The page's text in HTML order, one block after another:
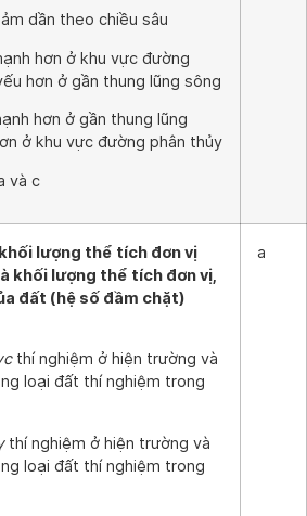
dần theo chiều sâu
hơn ở khu vực đường
hơn ở gần thung lũng sông
hơn ở gần thung lũng
ở khu vực đường phân thủy
và c
lượng thể tích đơn vị
khối lượng thể tích đơn vị,
đất (hệ số đầm chặt)
thí nghiệm ở hiện trường và
loại đất thí nghiệm trong
thí nghiệm ở hiện trường và
loại đất thí nghiệm trong
a